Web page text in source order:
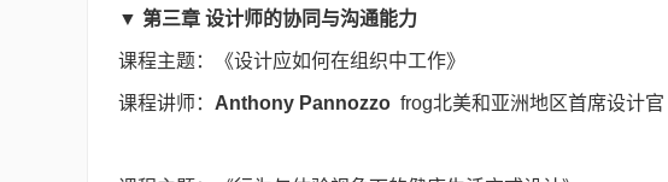
▼ 第三章 设计师的协同与沟通能力
课程主题：《设计应如何在组织中工作》
课程讲师： Anthony Pannozzo frog北美和亚洲地区首席设计官